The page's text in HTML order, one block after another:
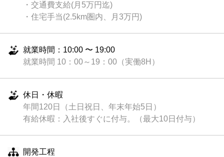
・交通費支給(月5万円迄)
・住宅手当(2.5km圏内、月3万円)
就業時間：10:00 〜 19:00
就業時間 10：00～19：00（実働8H）
休日・休暇
年間120日（土日祝日、年末年始5日）
有給休暇：入社後すぐに付与。（最大10日付与）
開発工程